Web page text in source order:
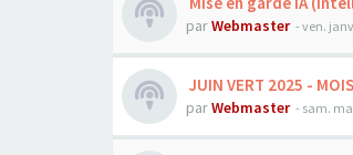
parWebmaster - ven.
JUIN VERT 2025 -
parWebmaster - sam.